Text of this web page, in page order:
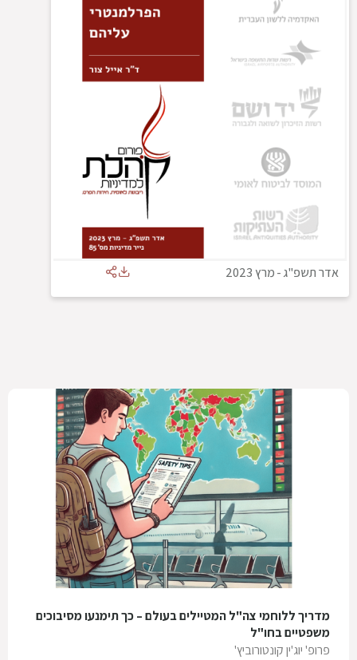
אדר תשפ"ג-מרץ 2023
מדריך ללוחמי צה"ל המטיילים בעולם – כך תימנעו מסיבוכים
משפטיים בחו"ל
פרופ' יוג'ין קונטורוביץ'